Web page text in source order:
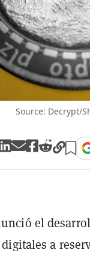
Source: Decrypt/
el
a